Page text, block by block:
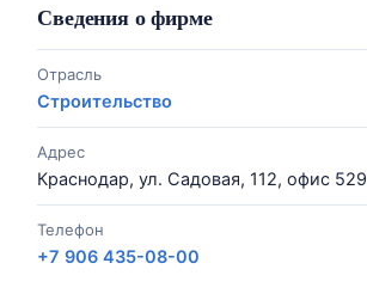
Сведения о фирме
Отрасль
Строительство
Адрес
Краснодар, ул. Садовая, 112, офис 529
Телефон
+7 906 435-08-00